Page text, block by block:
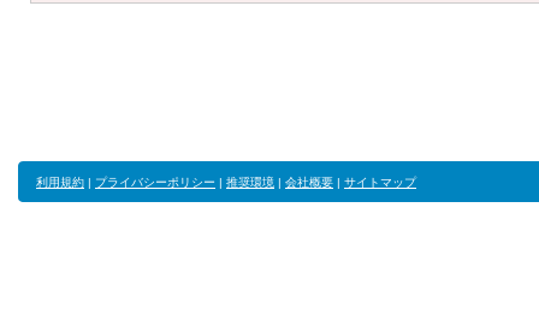
利用規約 | プライバシーポリシー | 推奨環境 | 会社概要 | サイトマップ